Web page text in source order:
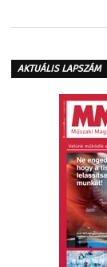
AKTUÁLIS LAPSZÁM